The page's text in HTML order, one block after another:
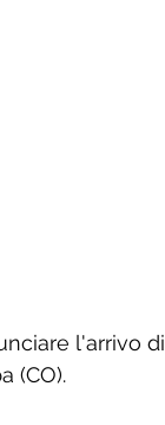
l'arrivo di
(CO).